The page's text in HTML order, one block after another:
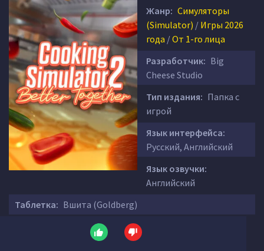
Жанр: Симуляторы
(Simulator) / Игры 2026
года /От 1-го лица
Разработчик: Big
Cheese Studio
Тип издания: Папка с
игрой
Язык интерфейса:
Русский, Английский
Язык озвучки:
Английский
Таблетка: Вшита (Goldberg)